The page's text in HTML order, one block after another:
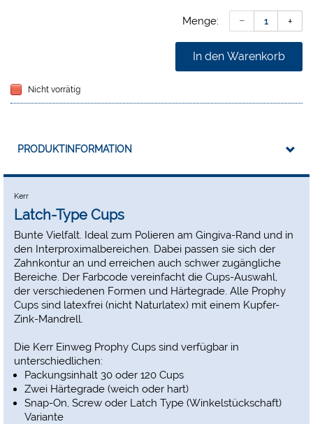
Snap-On, Screw oder Latch Type (Winkelstückschaft)
Menge:
In den Warenkorb
Nicht vorrätig
PRODUKTINFORMATION
Kerr
Latch-Type Cups
Bunte Vielfalt. Ideal zum Polieren am Gingiva-Rand und in
den Interproximalbereichen. Dabei passen sie sich der
Zahnkontur an und erreichen auch schwer zugängliche
Bereiche. Der Farbcode vereinfacht die Cups-Auswahl,
der verschiedenen Formen und Härtegrade. Alle Prophy
Cups sind latexfrei (nicht Naturlatex) mit einem Kupfer-
Zink-Mandrell.
Die Kerr Einweg Prophy Cups sind verfügbar in
unterschiedlichen:
Packungsinhalt 30 oder 120 Cups
Zwei Härtegrade (weich oder hart)
Snap-On, Screw oder Latch Type (Winkelstückschaft)
Variante